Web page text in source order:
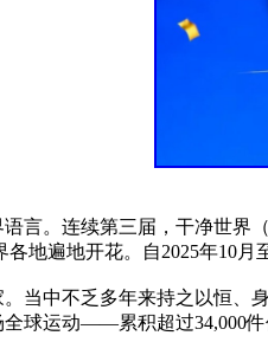
言。连续第三届，干净世界（
当中不乏多年来持之以恒
球运动——累积超过34,000